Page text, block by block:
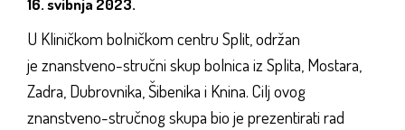
U Kliničkom bolničkom centru Split, održan
je znanstveno-stručni skup bolnica iz Splita, Mostara,
Zadra, Dubrovnika, Šibenika i Knina. Cilj ovog
znanstveno-stručnog skupa bio je prezentirati rad